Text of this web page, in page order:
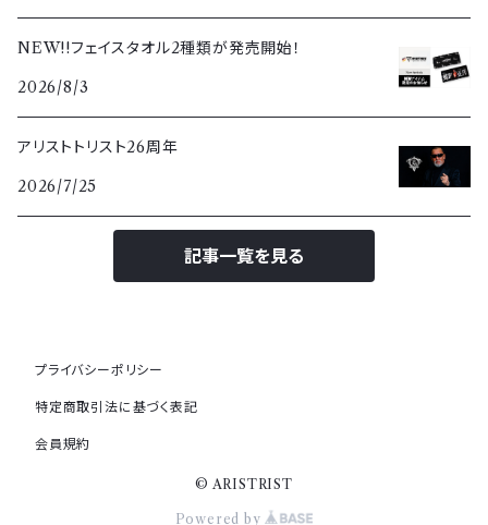
NEW!!フェイスタオル2種類が発売開始！
2026/8/3
アリストトリスト26周年
2026/7/25
記事一覧を見る
プライバシーポリシー
特定商取引法に基づく表記
会員規約
© ARISTRIST
Powered by